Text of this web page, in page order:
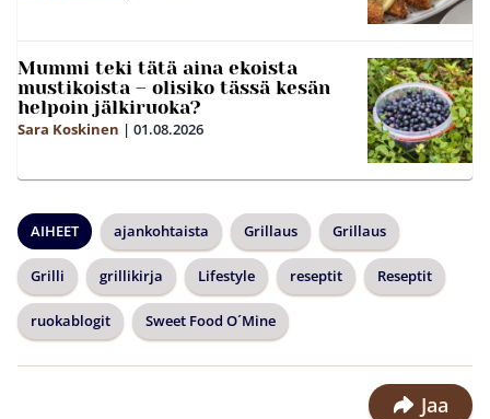
Mummi teki tätä aina ekoista
mustikoista – olisiko tässä kesän
helpoin jälkiruoka?
Sara Koskinen | 01.08.2026
AIHEET ajankohtaista Grillaus Grillaus
Grilli grillikirja Lifestyle reseptit Reseptit
ruokablogit Sweet Food O´Mine
Jaa